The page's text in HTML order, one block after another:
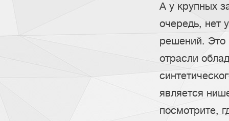
А у крупных
очередь, нет
решений. Это
отрасли
является
посмотрите,